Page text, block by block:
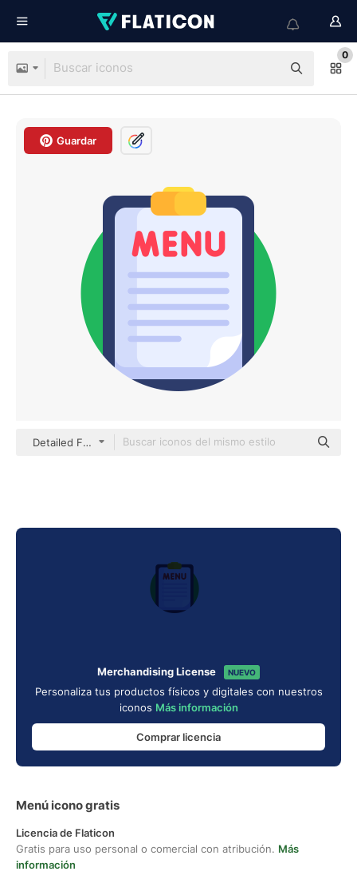
0
Guardar
Detailed Flat Circular Flat
Merchandising License NUEVO
Personaliza tus productos físicos y digitales con nuestros
iconos Más información
Comprar licencia
Menú icono gratis
Licencia de Flaticon
Gratis para uso personal o comercial con atribución. Más
información